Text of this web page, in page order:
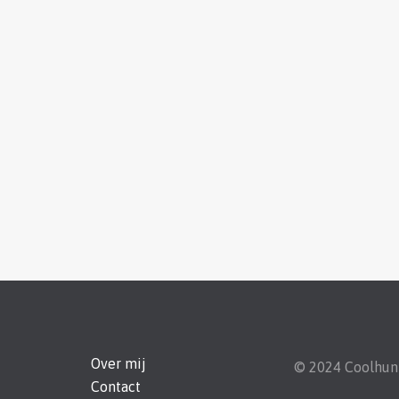
Over mij
Contact
© 2024